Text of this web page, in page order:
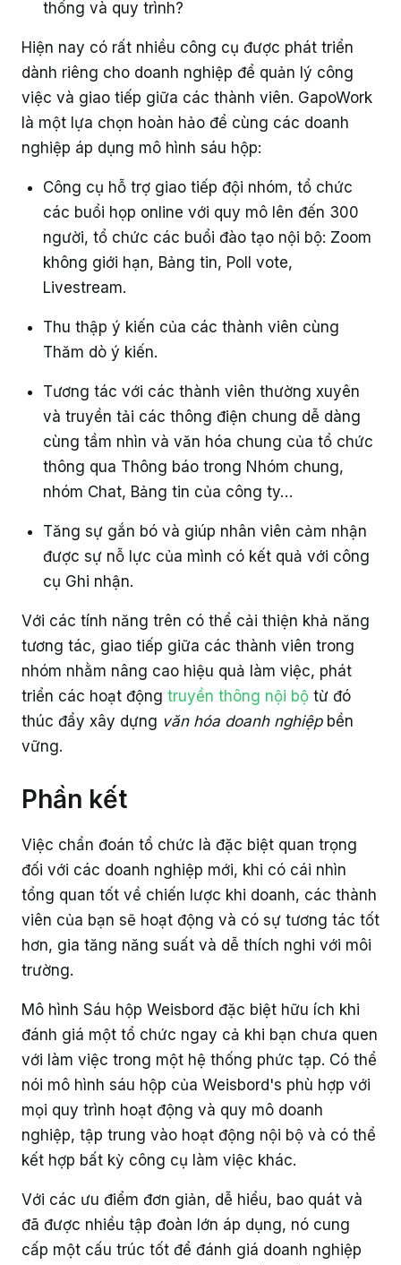
thống và quy trình?
Hiện nay có rất nhiều công cụ được phát triển
dành riêng cho doanh nghiệp để quản lý công
việc và giao tiếp giữa các thành viên. GapoWork
là một lựa chọn hoàn hảo để cùng các doanh
nghiệp áp dụng mô hình sáu hộp:
Công cụ hỗ trợ giao tiếp đội nhóm, tổ chức
các buổi họp online với quy mô lên đến 300
người, tổ chức các buổi đào tạo nội bộ: Zoom
không giới hạn, Bảng tin, Poll vote,
Livestream.
Thu thập ý kiến của các thành viên cùng
Thăm dò ý kiến.
Tương tác với các thành viên thường xuyên
và truyền tải các thông điện chung dễ dàng
cùng tầm nhìn và văn hóa chung của tổ chức
thông qua Thông báo trong Nhóm chung,
nhóm Chat, Bảng tin của công ty…
Tăng sự gắn bó và giúp nhân viên cảm nhận
được sự nỗ lực của mình có kết quả với công
cụ Ghi nhận.
Với các tính năng trên có thể cải thiện khả năng
tương tác, giao tiếp giữa các thành viên trong
nhóm nhằm nâng cao hiệu quả làm việc, phát
triển các hoạt động truyền thông nội bộ từ đó
thúc đẩy xây dựng văn hóa doanh nghiệpbền
vững.
Phần kết
Việc chẩn đoán tổ chức là đặc biệt quan trọng
đối với các doanh nghiệp mới, khi có cái nhìn
tổng quan tốt về chiến lược khi doanh, các thành
viên của bạn sẽ hoạt động và có sự tương tác tốt
hơn, gia tăng năng suất và dễ thích nghi với môi
trường.
Mô hình Sáu hộp Weisbord đặc biệt hữu ích khi
đánh giá một tổ chức ngay cả khi bạn chưa quen
với làm việc trong một hệ thống phức tạp. Có thể
nói mô hình sáu hộp của Weisbord's phù hợp với
mọi quy trình hoạt động và quy mô doanh
nghiệp, tập trung vào hoạt động nội bộ và có thể
kết hợp bất kỳ công cụ làm việc khác.
Với các ưu điểm đơn giản, dễ hiểu, bao quát và
đã được nhiều tập đoàn lớn áp dụng, nó cung
cấp một cấu trúc tốt để đánh giá doanh nghiệp